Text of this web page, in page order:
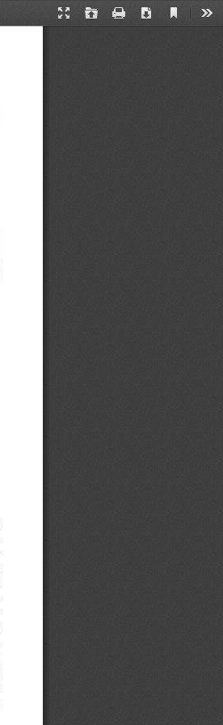
Presentation
Open Print Download
Current